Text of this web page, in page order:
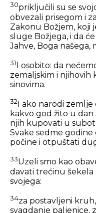
30priključili su se
obvezali prisegom i
Zakonu Božjem, koji
sluge Božjega, i da
Jahve, Boga našega,
31I osobito: da
zemaljskim i njihovih
sinovima.
32
I ako narodi
kakvo god žito u
njih kupovati u
Svake sedme
počine i otpuštati
33Uzeli smo kao
davati trećinu
svojega:
34za postavljeni
svagdanje paljenice,